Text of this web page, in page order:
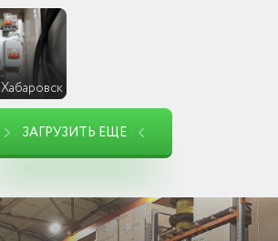
Хабаровск
ЗАГРУЗИТЬ ЕЩЕ